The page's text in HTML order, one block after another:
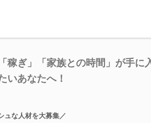
稼ぎ」「家族との時間」が手
いあなたへ！
ュな人材を大募集／